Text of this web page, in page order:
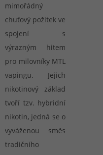
mimořádný
chuťový požitek ve
spojení s
výrazným hitem
pro milovníky MTL
vapingu. Jejich
nikotinový základ
tvoří tzv. hybridní
nikotin, jedná se o
vyváženou směs
tradičního